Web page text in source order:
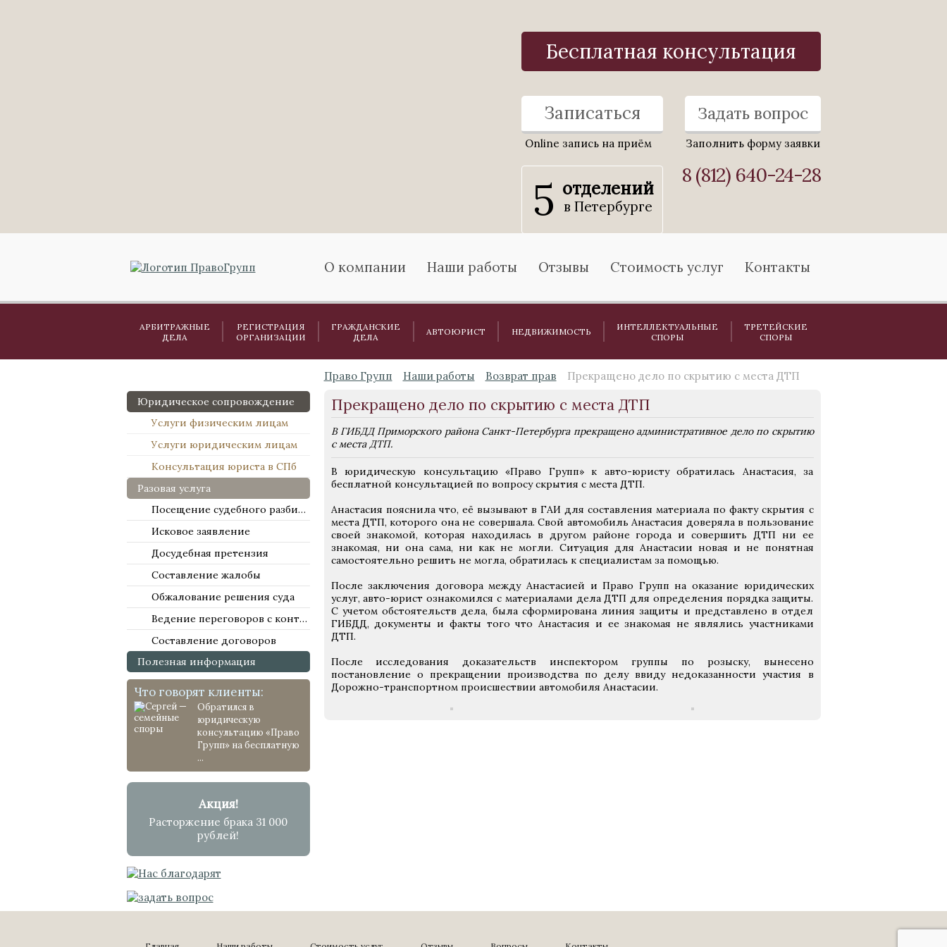
Бесплатная консультация
Записаться
Online запись на приём
Задать вопрос
Заполнить форму заявки
5 отделений
в Петербурге
8 (812) 640-24-28
О компании Наши работы Отзывы Стоимость услуг Контакты
АРБИТРАЖНЫЕ
ДЕЛА
РЕГИСТРАЦИЯ
ОРГАНИЗАЦИИ
ГРАЖДАНСКИЕ
ДЕЛА
АВТОЮРИСТ НЕДВИЖИМОСТЬ
ИНТЕЛЛЕКТУАЛЬНЫЕ
СПОРЫ
ТРЕТЕЙСКИЕ
СПОРЫ
Юридическое сопровождение
Услуги физическим лицам
Услуги юридическим лицам
Консультация юриста в СПб
Разовая услуга
Посещение судебного разбирательства
Исковое заявление
Досудебная претензия
Составление жалобы
Обжалование решения суда
Ведение переговоров с контрагентами
Составление договоров
Полезная информация
Что говорят клиенты:
Обратился в
юридическую
консультацию «Право
Групп» на бесплатную
...
Акция!
Расторжение брака 31 000
рублей!
Право Групп Наши работы Возврат прав Прекращено дело по скрытию с места ДТП
Прекращено дело по скрытию с места ДТП
В ГИБДД Приморского района Санкт-Петербурга прекращено административное дело по скрытию
с места ДТП.
В юридическую консультацию «Право Групп» к авто-юристу обратилась Анастасия, за
бесплатной консультацией по вопросу скрытия с места ДТП.
Анастасия пояснила что, её вызывают в ГАИ для составления материала по факту скрытия с
места ДТП, которого она не совершала. Свой автомобиль Анастасия доверяла в пользование
своей знакомой, которая находилась в другом районе города и совершить ДТП ни ее
знакомая, ни она сама, ни как не могли. Ситуация для Анастасии новая и не понятная
самостоятельно решить не могла, обратилась к специалистам за помощью.
После заключения договора между Анастасией и Право Групп на оказание юридических
услуг, авто-юрист ознакомился с материалами дела ДТП для определения порядка защиты.
С учетом обстоятельств дела, была сформирована линия защиты и представлено в отдел
ГИБДД, документы и факты того что Анастасия и ее знакомая не являлись участниками
ДТП.
После исследования доказательств инспектором группы по розыску, вынесено
постановление о прекращении производства по делу ввиду недоказанности участия в
Дорожно-транспортном происшествии автомобиля Анастасии.